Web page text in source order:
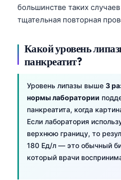
большинстве таких
тщательная повторная
Какой уровень
панкреатит?
Уровень липазы выше 3
нормы лаборатории
панкреатита, когда
Если лаборатория
верхнюю границу, то
180 Ед/л — это обычный
который врачи